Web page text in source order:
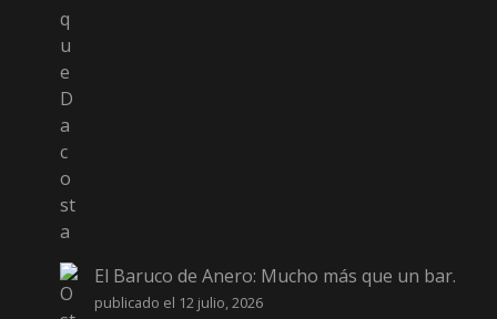
El Baruco de Anero: Mucho más que un bar.
publicado el 12 julio, 2026